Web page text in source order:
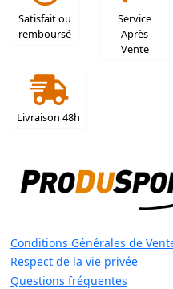
Satisfait ou
remboursé
Service
Après
Vente
Livraison 48h
Conditions Générales de
Respect de la vie privée
Questions fréquentes